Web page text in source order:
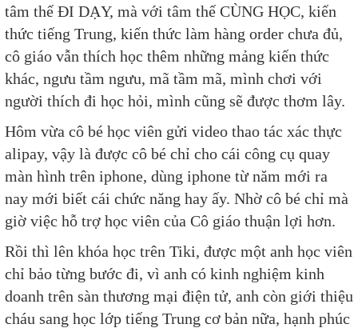
tâm thế ĐI DẠY, mà với tâm thế CÙNG HỌC, kiến
thức tiếng Trung, kiến thức làm hàng order chưa đủ,
cô giáo vẫn thích học thêm những mảng kiến thức
khác, ngưu tầm ngưu, mã tầm mã, mình chơi với
người thích đi học hỏi, mình cũng sẽ được thơm lây.
Hôm vừa cô bé học viên gửi video thao tác xác thực
alipay, vậy là được cô bé chỉ cho cái công cụ quay
màn hình trên iphone, dùng iphone từ năm mới ra
nay mới biết cái chức năng hay ấy. Nhờ cô bé chỉ mà
giờ việc hỗ trợ học viên của Cô giáo thuận lợi hơn.
Rồi thì lên khóa học trên Tiki, được một anh học viên
chỉ bảo từng bước đi, vì anh có kinh nghiệm kinh
doanh trên sàn thương mại điện tử, anh còn giới thiệu
cháu sang học lớp tiếng Trung cơ bản nữa, hạnh phúc